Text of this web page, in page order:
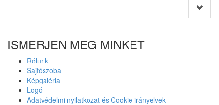
ISMERJEN MEG MINKET
Rólunk
Sajtószoba
Képgaléria
Logó
Adatvédelmi nyilatkozat és Cookie irányelvek